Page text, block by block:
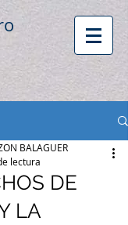
DE
LA
BALAGUER
lectura